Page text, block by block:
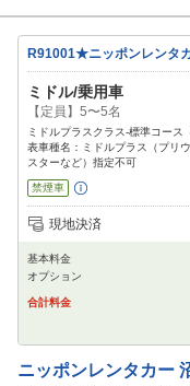
R91001★ニッポンレンタ
ミドル/乗用車
【定員】5〜5名
ミドルプラスクラス-標準コース
表車種名：ミドルプラス（プリ
スターなど）指定不可
禁煙車
追加可能オプション
カーナビ
現地決済
基本料金
オプション
合計料金
ニッポンレンタカー